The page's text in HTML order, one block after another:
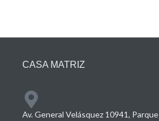
CASA MATRIZ
Av. General Velásquez 10941,